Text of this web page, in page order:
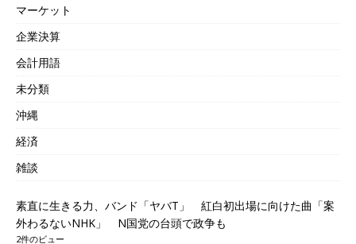
マーケット
企業決算
会計用語
未分類
沖縄
経済
雑談
素直に生きる力、バンド「ヤバT」 紅白初出場に向けた曲「案
外わるないNHK」 N国党の台頭で政争も
2件のビュー